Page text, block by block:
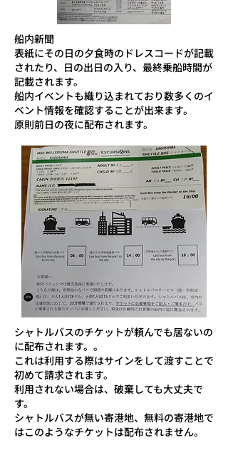
船内新聞
表紙にその日の夕食時のドレスコードが記載
されたり、日の出日の入り、最終乗船時間が
記載されます。
船内イベントも織り込まれており数多くのイ
ベント情報を確認することが出来ます。
​原則前日の夜に配布されます。
シャトルバスのチケットが頼んでも居ないの
に配布されます。。
​これは利用する際はサインをして渡すことで
初めて請求されます。
利用されない場合は、破棄しても大丈夫で
す。
​シャトルバスが無い寄港地、無料の寄港地で
はこのようなチケットは配布されません。